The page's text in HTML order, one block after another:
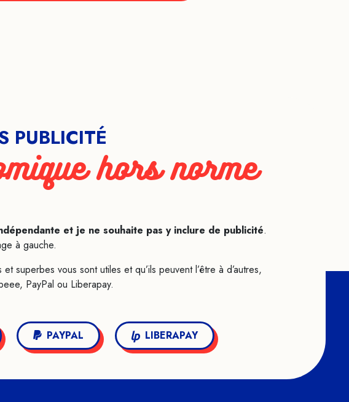
PUBLICITÉ
hors norme
et je ne souhaite pas y inclure de publicité.
à gauche.
superbes vous sont utiles et qu’ils peuvent l’être à d’autres,
PayPal ou Liberapay.
PAYPAL LIBERAPAY